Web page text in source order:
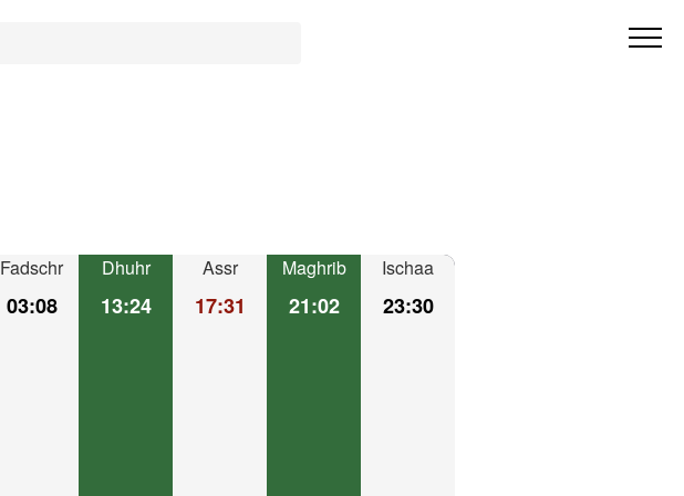
Fadschr
03:08
Dhuhr
13:24
Assr
17:31
Maghrib
21:02
Ischaa
23:30